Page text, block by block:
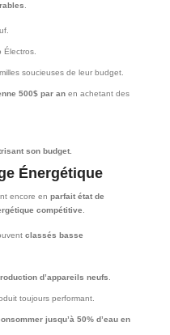
.
Électros.
soucieuses de leur budget.
500$ par anen achetant des
son budget.
Énergétique
encore en parfait état de
compétitive.
classés basse
d’appareils neufs.
toujours performant.
jusqu’à 50% d’eau en